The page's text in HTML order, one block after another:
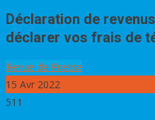
Déclaration de
déclarer vos frais de
Revue de Presse
15 Avr 2022
511